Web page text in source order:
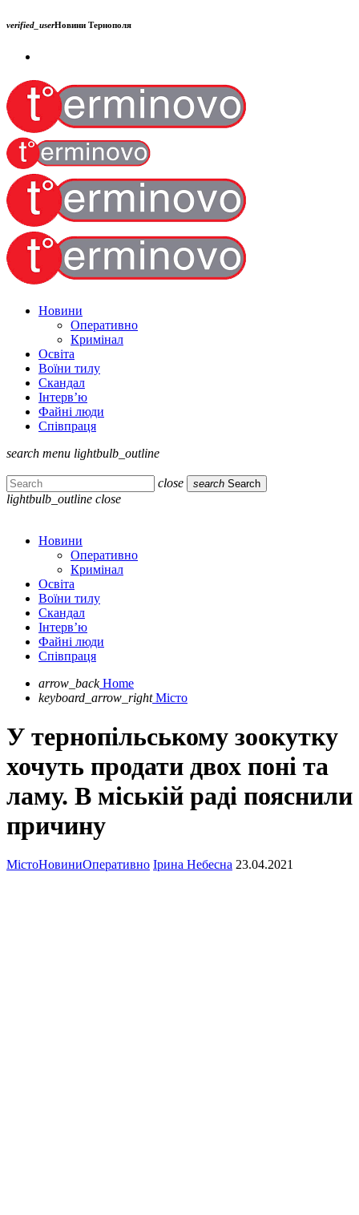
verified_userНовини Тернополя
Новини
Оперативно
Кримінал
Освіта
Воїни тилу
Скандал
Інтерв’ю
Файні люди
Співпраця
search menu lightbulb_outline
close search Search
lightbulb_outline close
Новини
Оперативно
Кримінал
Освіта
Воїни тилу
Скандал
Інтерв’ю
Файні люди
Співпраця
arrow_back Home
keyboard_arrow_right Місто
У тернопільському зоокутку
хочуть продати двох поні та
ламу. В міській раді пояснили
причину
МістоНовиниОперативно Ірина Небесна 23.04.2021